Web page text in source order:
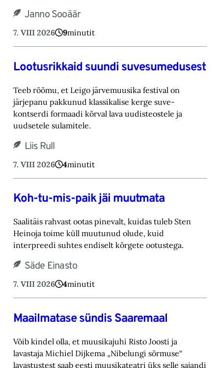
Janno Sooäär
7. VIII 2026 9minutit
Lootusrikkaid suundi suvesumedusest
Teeb rõõmu, et Leigo järvemuusika festival on
järjepanu pakkunud klassikalise kerge suve-‎
kontserdi formaadi kõrval lava uudisteostele ja
uudsetele sulamitele.‎
Liis Rull
7. VIII 2026 4minutit
Koh-tu-mis-paik jäi muutmata
Saalitäis rahvast ootas pinevalt, kuidas tuleb Sten
Heinoja toime küll muutunud olude, kuid
‎interpreedi suhtes endiselt kõrgete ootustega.‎
Säde Einasto
7. VIII 2026 4minutit
Maailmatase sündis Saaremaal
Võib kindel olla, et muusikajuhi Risto Joosti ja
lavastaja Michiel Dijkema „Nibelungi sõrmuse“
lavastustest saab eesti muusikateatri üks selle sajandi